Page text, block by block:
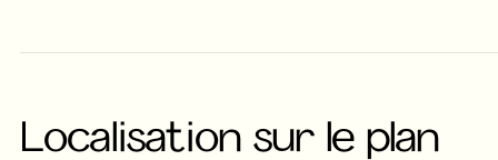
Localisation sur le plan